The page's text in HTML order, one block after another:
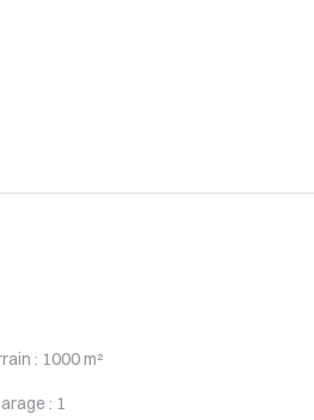
: 1000 m²
: 1